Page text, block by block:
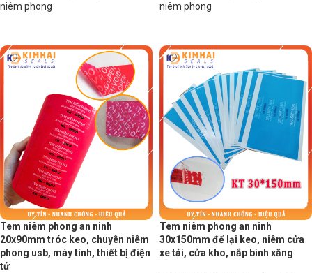
niêm phong
niêm phong
Tem niêm phong an ninh
20x90mm tróc keo, chuyên niêm
phong usb, máy tính, thiết bị điện
tử
Tem niêm phong an ninh
30x150mm để lại keo, niêm cửa
xe tải, cửa kho, nắp bình xăng